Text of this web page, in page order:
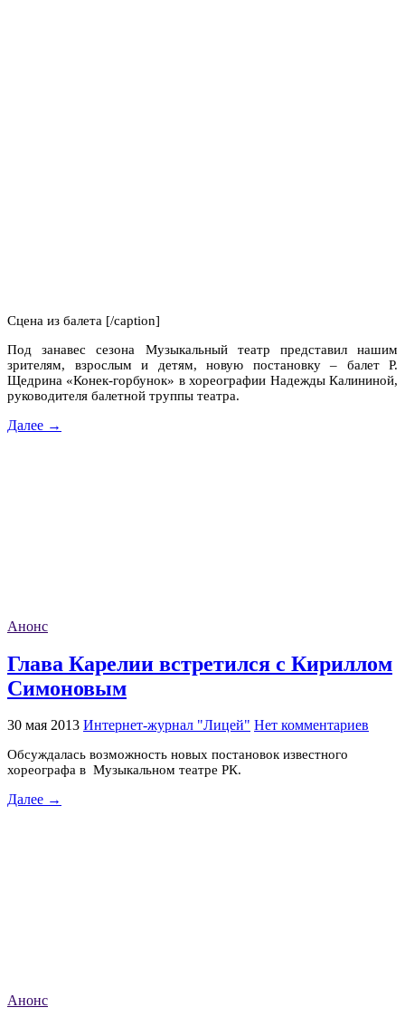
Сцена из балета [/caption]
Под занавес сезона Музыкальный театр представил нашим
зрителям, взрослым и детям, новую постановку – балет Р.
Щедрина «Конек-горбунок» в хореографии Надежды Калининой,
руководителя балетной труппы театра.
Далее →
Анонс
Глава Карелии встретился с Кириллом
Симоновым
30 мая 2013 Интернет-журнал "Лицей" Нет комментариев
Обсуждалась возможность новых постановок известного
хореографа в Музыкальном театре РК.
Далее →
Анонс